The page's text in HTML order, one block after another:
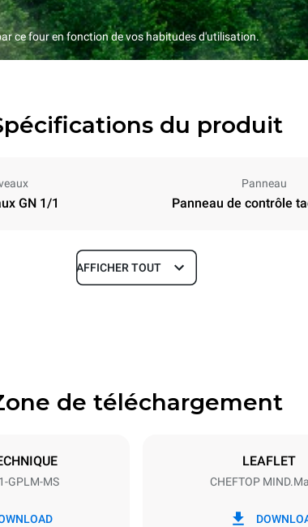
ce four en fonction de vos habitudes d'utilisation.
du produit
GN 1/1
Panneau
Panneau de contrôle
Profondeur
Taille de la plaque
AFFICHER TOUT
de téléchargement
GPLM-MS
LEAFLET
CHEFTOP